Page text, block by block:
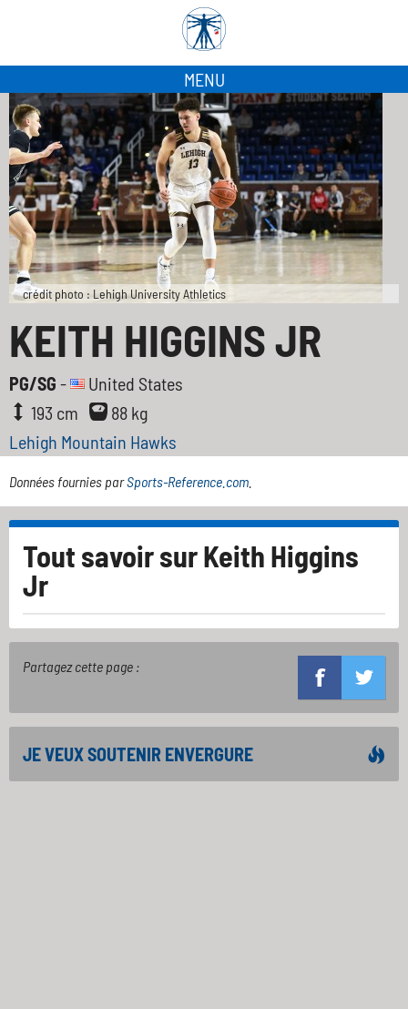
MENU
crédit photo : Lehigh University Athletics
KEITH HIGGINS JR
PG/SG -
United States
193 cm
88 kg
Lehigh Mountain Hawks
Données fournies parSports-Reference.com
Tout savoir surKeith Higgins
Jr
Partagez cette page :
JE VEUX SOUTENIR ENVERGURE